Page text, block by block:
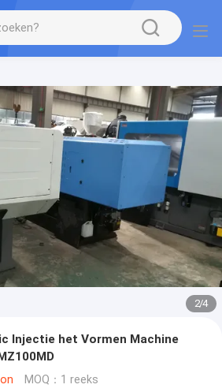
2/4
Injectie het Vormen Machine
MOQ：1 reeks